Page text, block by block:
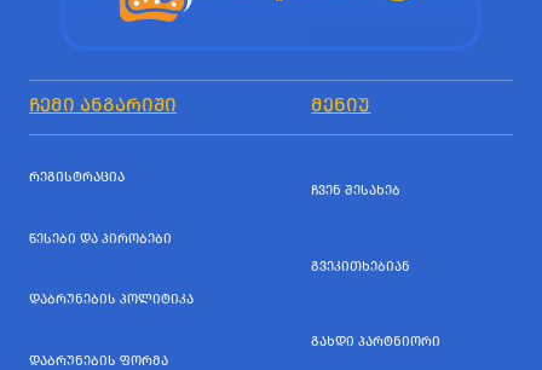
ᲩᲔᲛᲘ ᲐᲜᲒᲐᲠᲘᲨᲘ ᲛᲔᲜᲘᲣ
ᲠᲔᲒᲘᲡᲢᲠᲐᲪᲘᲐ
ᲬᲔᲡᲔᲑᲘ ᲓᲐ ᲞᲘᲠᲝᲑᲔᲑᲘ
ᲓᲐᲑᲠᲣᲜᲔᲑᲘᲡ ᲞᲝᲚᲘᲢᲘᲙᲐ
ᲓᲐᲑᲠᲣᲜᲔᲑᲘᲡ ᲤᲝᲠᲛᲐ
ᲩᲕᲔᲜ ᲨᲔᲡᲐᲮᲔᲑ
ᲒᲕᲔᲙᲘᲗᲮᲔᲑᲘᲐᲜ
ᲒᲐᲮᲓᲘ ᲞᲐᲠᲢᲜᲘᲝᲠᲘ